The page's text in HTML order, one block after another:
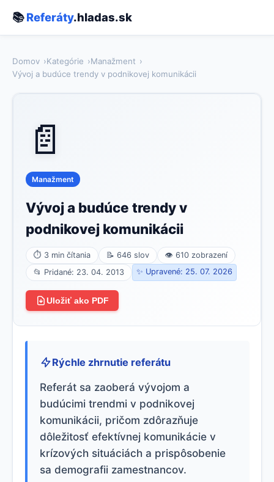
📚Referáty.hladas.sk
Domov Kategórie
Manažment
Vývoj a budúce trendy v podnikovej komunikácii
📄
Manažment
Vývoj a budúce trendy v
podnikovej komunikácii
⏱ 3 min čítania 📝 646 slov
👁 610 zobrazení
📂 Pridané: 23. 04. 2013
✨ Upravené: 25. 07. 2026
Uložiť ako PDF
Rýchle zhrnutie referátu
Referát sa zaoberá vývojom a
budúcimi trendmi v podnikovej
komunikácii, pričom zdôrazňuje
dôležitosť efektívnej komunikácie v
krízových situáciách a prispôsobenie
sa demografii zamestnancov.